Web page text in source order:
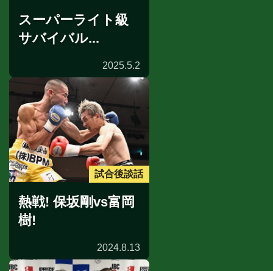
スーパーライト級
サバイバル...
2025.5.2
試合後談話
熱戦! 保坂剛vs富岡
樹!
2024.8.13